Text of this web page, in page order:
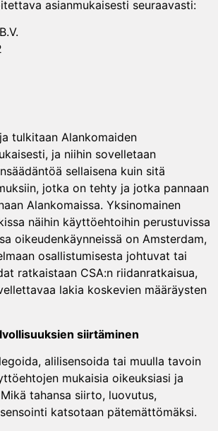
asianmukaisesti seuraavasti:
tulkitaan Alankomaiden
ja niihin sovelletaan
sellaisena kuin sitä
jotka on tehty ja jotka pannaan
Alankomaissa. Yksinomainen
näihin käyttöehtoihin perustuvissa
oikeudenkäynneissä on Amsterdam,
osallistumisesta johtuvat tai
ratkaistaan CSA:n riidanratkaisua,
lakia koskevien määräysten
siirtäminen
alilisensoida tai muulla tavoin
mukaisia oikeuksiasi ja
tahansa siirto, luovutus,
katsotaan pätemättömäksi.